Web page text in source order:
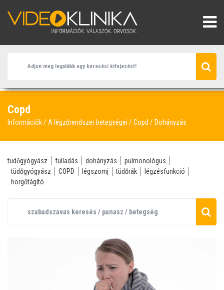
Copd
Információk A légzőrendszer betegségei Copd Dohányzás
tüdőgyógyász fulladás dohányzás
pulmonológus
tüdőgyógyász
COPD légszomj tüdőrák
légzésfunkció
hörgőtágító